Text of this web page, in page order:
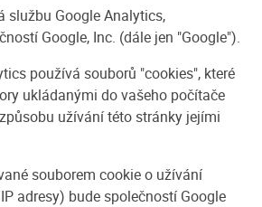
službu Google Analytics,
Google, Inc. (dále jen "Google").
používá souborů "cookies", které
ukládanými do vašeho počítače
užívání této stránky jejími
souborem cookie o užívání
adresy) bude společností Google